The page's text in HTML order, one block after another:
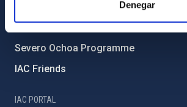
Denegar
External funding
Severo Ochoa Programme
IAC Friends
IAC PORTAL